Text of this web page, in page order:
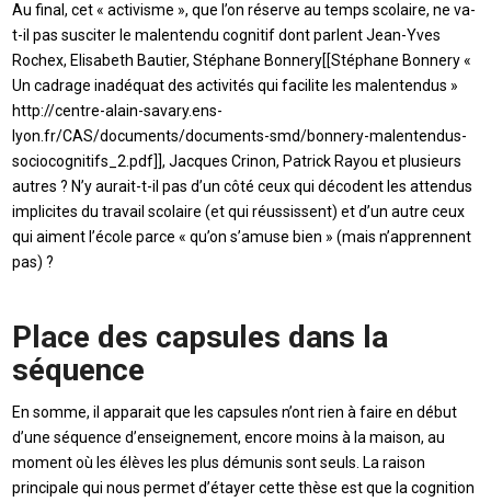
Au final, cet « activisme », que l’on réserve au temps scolaire, ne va-
t-il pas susciter le malentendu cognitif dont parlent Jean-Yves
Rochex, Elisabeth Bautier, Stéphane Bonnery[[Stéphane Bonnery «
Un cadrage inadéquat des activités qui facilite les malentendus »
http://centre-alain-savary.ens-
lyon.fr/CAS/documents/documents-smd/bonnery-malentendus-
sociocognitifs_2.pdf]], Jacques Crinon, Patrick Rayou et plusieurs
autres ? N’y aurait-t-il pas d’un côté ceux qui décodent les attendus
implicites du travail scolaire (et qui réussissent) et d’un autre ceux
qui aiment l’école parce « qu’on s’amuse bien » (mais n’apprennent
pas) ?
Place des capsules dans la
séquence
En somme, il apparait que les capsules n’ont rien à faire en début
d’une séquence d’enseignement, encore moins à la maison, au
moment où les élèves les plus démunis sont seuls. La raison
principale qui nous permet d’étayer cette thèse est que la cognition